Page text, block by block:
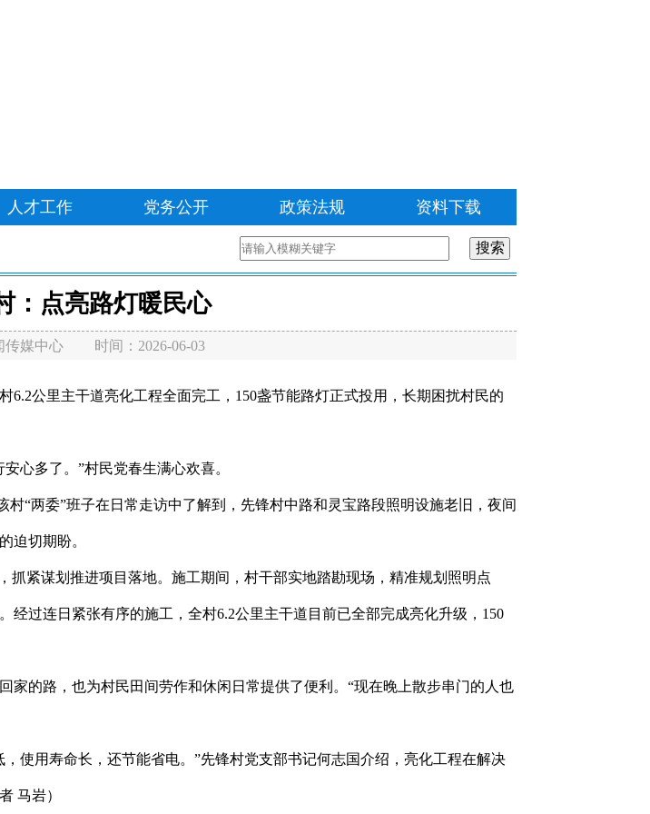
人才工作 党务公开 政策法规 资料下载
：点亮路灯暖民心
传媒中心 时间：2026-06-03
公里主干道亮化工程全面完工，150盏节能路灯正式投用，长期困扰村民的
多了。”村民党春生满心欢喜。
“两委”班子在日常走访中了解到，先锋村中路和灵宝路段照明设施老旧，夜间
迫切期盼。
紧谋划推进项目落地。施工期间，村干部实地踏勘现场，精准规划照明点
过连日紧张有序的施工，全村6.2公里主干道目前已全部完成亮化升级，150
的路，也为村民田间劳作和休闲日常提供了便利。“现在晚上散步串门的人也
用寿命长，还节能省电。”先锋村党支部书记何志国介绍，亮化工程在解决
马岩）